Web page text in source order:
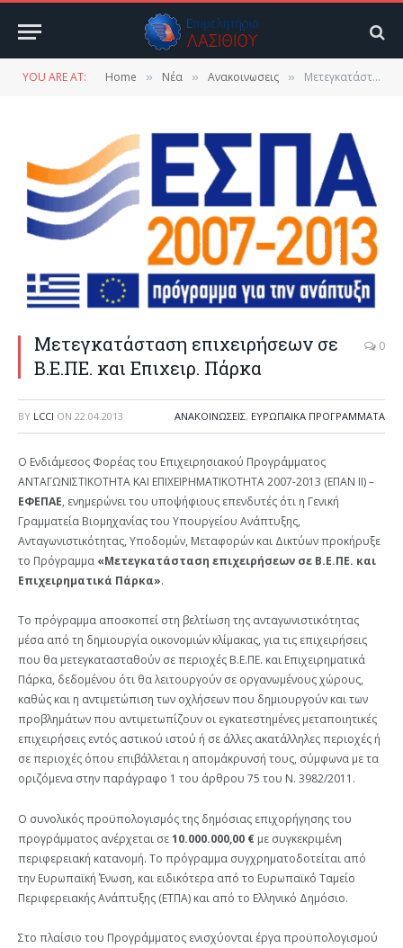
YOU ARE AT: Home » Νέα » Ανακοινωσεις » Μετεγκατάσταση επιχειρήσεων σε Β.Ε.ΠΕ. και Επιχειρ. Πάρκα
Μετεγκατάσταση επιχειρήσεων σε
Β.Ε.ΠΕ. και Επιχειρ. Πάρκα
0
BY LCCI ON 22.04.2013 ΑΝΑΚΟΙΝΩΣΕΙΣ, ΕΥΡΩΠΑΙΚΑ ΠΡΟΓΡΑΜΜΑΤΑ
Ο Ενδιάμεσος Φορέας του Επιχειρησιακού Προγράμματος
ΑΝΤΑΓΩΝΙΣΤΙΚΟΤΗΤΑ ΚΑΙ ΕΠΙΧΕΙΡΗΜΑΤΙΚΟΤΗΤΑ 2007-2013 (ΕΠΑΝ ΙΙ) –
ΕΦΕΠΑΕ, ενημερώνει του υποψήφιους επενδυτές ότι η Γενική
Γραμματεία Βιομηχανίας του Υπουργείου Ανάπτυξης,
Ανταγωνιστικότητας, Υποδομών, Μεταφορών και Δικτύων προκήρυξε
το Πρόγραμμα «Μετεγκατάσταση επιχειρήσεων σε Β.Ε.ΠΕ. και
Επιχειρηματικά Πάρκα».
Το πρόγραμμα αποσκοπεί στη βελτίωση της ανταγωνιστικότητας
μέσα από τη δημιουργία οικονομιών κλίμακας, για τις επιχειρήσεις
που θα μετεγκατασταθούν σε περιοχές Β.Ε.ΠΕ. και Επιχειρηματικά
Πάρκα, δεδομένου ότι θα λειτουργούν σε οργανωμένους χώρους,
καθώς και η αντιμετώπιση των οχλήσεων που δημιουργούν και των
προβλημάτων που αντιμετωπίζουν οι εγκατεστημένες μεταποιητικές
επιχειρήσεις εντός αστικού ιστού ή σε άλλες ακατάλληλες περιοχές ή
σε περιοχές όπου επιβάλλεται η απομάκρυνσή τους, σύμφωνα με τα
οριζόμενα στην παράγραφο 1 του άρθρου 75 του Ν. 3982/2011.
Ο συνολικός προϋπολογισμός της δημόσιας επιχορήγησης του
προγράμματος ανέρχεται σε10.000.000,00 € με συγκεκριμένη
περιφερειακή κατανομή. Το πρόγραμμα συγχρηματοδοτείται από
την Ευρωπαϊκή Ένωση, και ειδικότερα από το Ευρωπαϊκό Ταμείο
Περιφερειακής Ανάπτυξης (ΕΤΠΑ) και από το Ελληνικό Δημόσιο.
Στο πλαίσιο του Προγράμματος ενισχύονται έργα προϋπολογισμού